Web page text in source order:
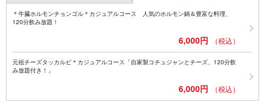
＊牛臓ホルモンチョンゴル＊カジュアルコース 人気のホルモン鍋＆豊富な料理、
120分飲み放題！
6,000円 （税込）
元祖チーズタッカルビ＊カジュアルコース「自家製コチュジャンとチーズ、120分飲
み放題付き！」
6,000円 （税込）